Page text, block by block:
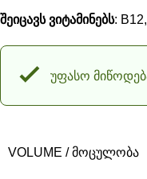
შეიცავს ვიტამინებს:
უფასო
VOLUME / ᲛᲝᲪᲣᲚᲝᲑᲐ